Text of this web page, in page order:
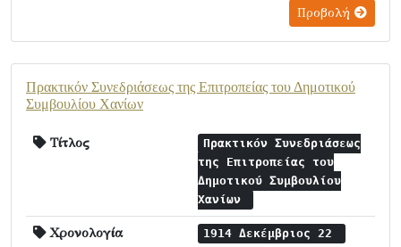
Προβολή
Πρακτικόν Συνεδριάσεως της Επιτροπείας του Δημοτικού
Συμβουλίου Χανίων
Τίτλος
Πρακτικόν Συνεδριάσεως
της Επιτροπείας του
Δημοτικού Συμβουλίου
Χανίων
Χρονολογία 1914 Δεκέμβριος 22